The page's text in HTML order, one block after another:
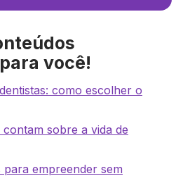
você!
como escolher o
sobre a vida de
para empreender sem